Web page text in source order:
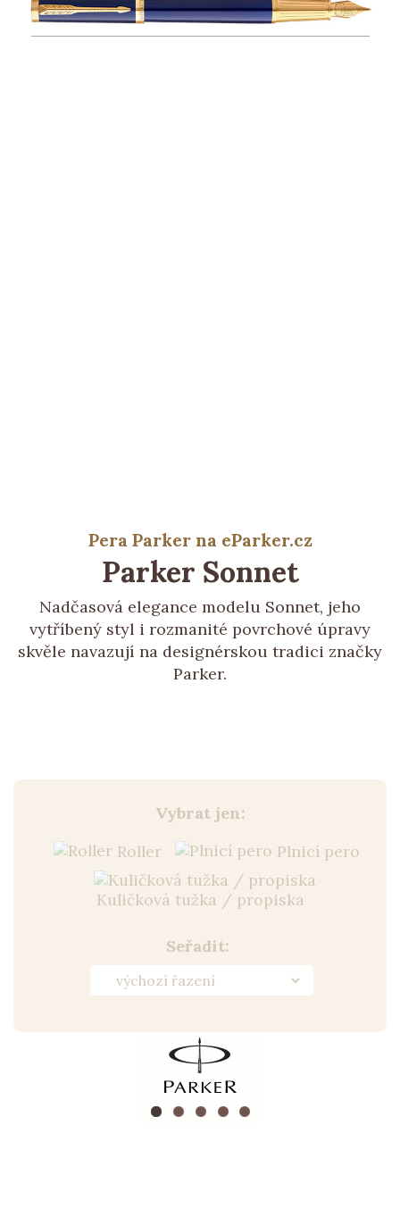
Pera Parker na eParker.cz
Parker Sonnet
Nadčasová elegance modelu Sonnet, jeho
vytříbený styl i rozmanité povrchové úpravy
skvěle navazují na designérskou tradici značky
Parker.
Vybrat jen:
Roller
Plnicí pero
Kuličková tužka / propiska
Seřadit: